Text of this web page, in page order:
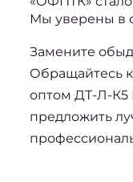
Мы уверены в
Замените
Обращайтесь к
оптом ДТ-Л-К5
предложить